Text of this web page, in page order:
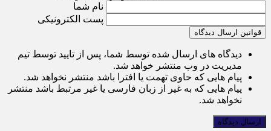
نام شما
پست الکترونیکی
قوانین ارسال دیدگاه
دیدگاه های ارسال شده توسط شما، پس از تایید توسط تیم
مدیریت در وب منتشر خواهد شد.
پیام هایی که حاوی تهمت یا افترا باشد منتشر نخواهد شد.
پیام هایی که به غیر از زبان فارسی یا غیر مرتبط باشد منتشر
نخواهد شد.